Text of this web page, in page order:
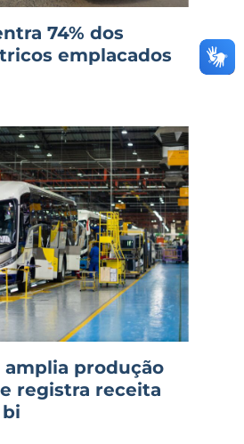
74% dos
emplacados
amplia produção
registra receita
bi